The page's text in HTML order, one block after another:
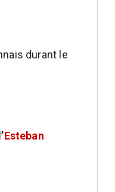
durant le
Esteban